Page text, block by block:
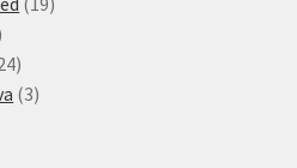
24
produktů
33